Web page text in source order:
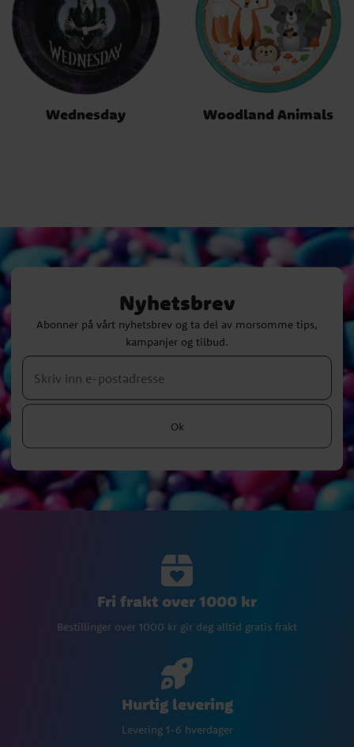
Wednesday Woodland Animals
Nyhetsbrev
Abonner på vårt nyhetsbrev og ta del av morsomme tips,
kampanjer og tilbud.
Ok
Fri frakt over 1000 kr
Bestillinger over 1000 kr gir deg alltid gratis frakt
Hurtig levering
Levering 1-6 hverdager